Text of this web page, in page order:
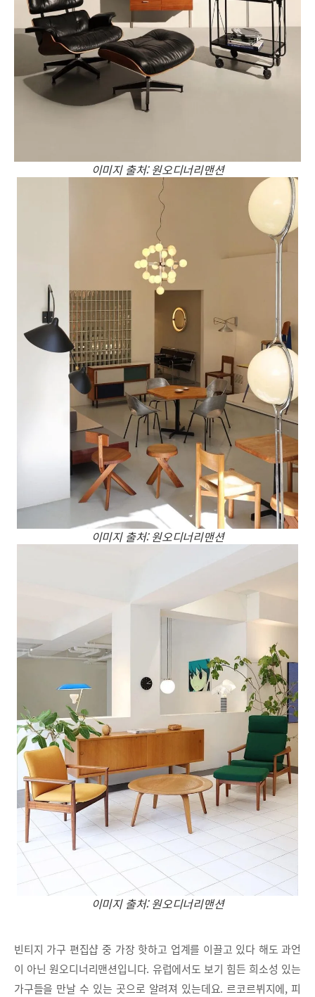
이미지 출처: 원오디너리맨션
이미지 출처: 원오디너리맨션
이미지 출처: 원오디너리맨션
빈티지 가구 편집샵 중 가장 핫하고 업계를 이끌고 있다 해도 과언
이 아닌 원오디너리맨션입니다. 유럽에서도 보기 힘든 희소성 있는
가구들을 만날 수 있는 곳으로 알려져 있는데요. 르코르뷔지에, 피